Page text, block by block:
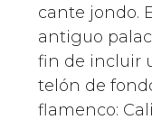
cante jondo.
antiguo
fin de incluir
telón de
flamenco: